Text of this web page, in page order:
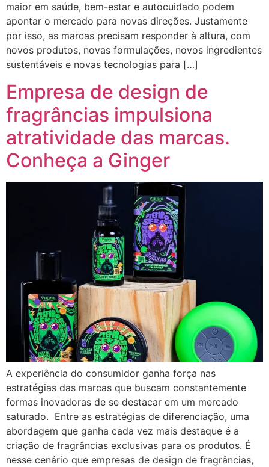
maior em saúde, bem-estar e autocuidado podem
apontar o mercado para novas direções. Justamente
por isso, as marcas precisam responder à altura, com
novos produtos, novas formulações, novos ingredientes
sustentáveis e novas tecnologias para […]
Empresa de design de
fragrâncias impulsiona
atratividade das marcas.
Conheça a Ginger
A experiência do consumidor ganha força nas
estratégias das marcas que buscam constantemente
formas inovadoras de se destacar em um mercado
saturado. Entre as estratégias de diferenciação, uma
abordagem que ganha cada vez mais destaque é a
criação de fragrâncias exclusivas para os produtos. É
nesse cenário que empresas de design de fragrâncias,